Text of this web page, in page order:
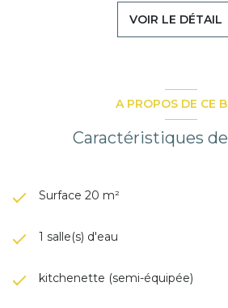
VOIR LE DÉTAIL
A PROPOS DE CE
Caractéristiques
Surface 20 m²
1 salle(s) d'eau
kitchenette (semi-équipée)